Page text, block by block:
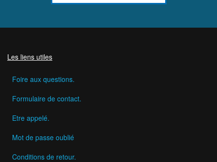
Les liens utiles
Foire aux questions.
Formulaire de contact.
Etre appelé.
Mot de passe oublié
Conditions de retour.